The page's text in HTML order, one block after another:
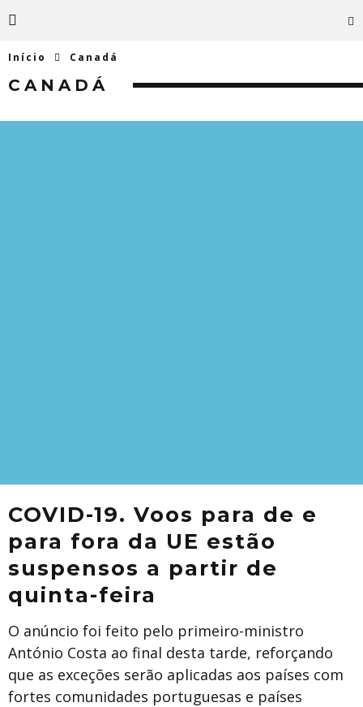
Início Canadá
CANADÁ
COVID-19. Voos para de e
para fora da UE estão
suspensos a partir de
quinta-feira
O anúncio foi feito pelo primeiro-ministro
António Costa ao final desta tarde, reforçando
que as exceções serão aplicadas aos países com
fortes comunidades portuguesas e países